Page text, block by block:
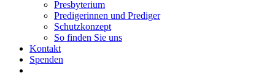
Presbyterium
Predigerinnen und Prediger
Schutzkonzept
So finden Sie uns
Kontakt
Spenden